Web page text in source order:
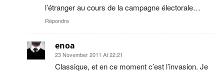
l’étranger au cours de la campagne électorale…
Répondre
enoa
23 November 2011 At 22:21
Classique, et en ce moment c’est l’invasion. Je